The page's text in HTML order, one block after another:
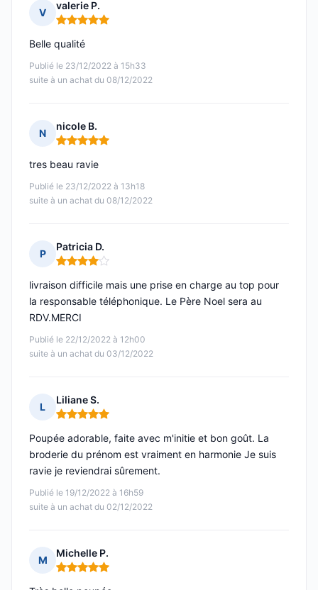
V
valerie P.
Note : 5 sur 5
Publié le 23/12/2022 à 15h33
suite à un achat du 08/12/2022
Belle qualité
N
nicole B.
Note : 5 sur 5
Publié le 23/12/2022 à 13h18
suite à un achat du 08/12/2022
tres beau ravie
P
Patricia D.
Note : 4 sur 5
Publié le 22/12/2022 à 12h00
suite à un achat du 03/12/2022
livraison difficile mais une prise en charge au top pour
la responsable téléphonique. Le Père Noel sera au
RDV.MERCI
L
Liliane S.
Note : 5 sur 5
Publié le 19/12/2022 à 16h59
suite à un achat du 02/12/2022
Poupée adorable, faite avec m'initie et bon goût. La
broderie du prénom est vraiment en harmonie Je suis
ravie je reviendrai sûrement.
M
Michelle P.
Note : 5 sur 5